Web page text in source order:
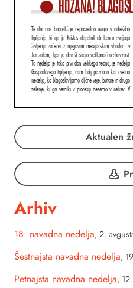
Aktualen
Arhiv
18. navadna nedelja, 2.
Šestnajsta navadna nedelja,
Petnajsta navadna nedelja,